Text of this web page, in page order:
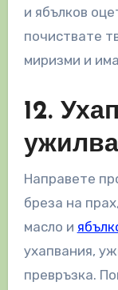
и ябълков
почиствате
миризми и
12.
Направете
бреза на
масло и
ухапвания,
превръзка.